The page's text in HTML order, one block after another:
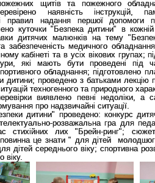
щитів та пожежного
наявність
і правил надання першої допомоги
куточки "Безпека дитини" в кожній
дитячих малюнків на тему
забезпеченість медичного
кабінеті та в усіх вікових групах;
які мають бути проведені під
обладнання; підготовлено
дитини; проведено з батьками лекцію
техногенного та природного
виявлено певні недоліки, а
про надзвичайні ситуації.
дитини" проведено: конкурс
розважальна гра для
стихійних лих "Брейн-ринг";
це знати " для дітей
дітей середнього віку; спортивна
віку.